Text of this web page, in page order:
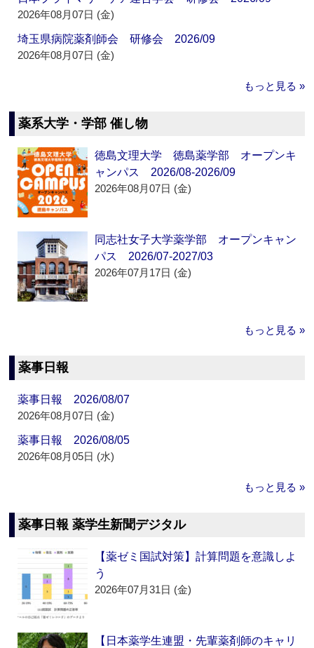
2026年08月07日 (金)
埼玉県病院薬剤師会 研修会 2026/09
2026年08月07日 (金)
もっと見る »
薬系大学・学部 催し物
徳島文理大学 徳島薬学部 オープンキ
ャンパス 2026/08-2026/09
2026年08月07日 (金)
同志社女子大学薬学部 オープンキャン
パス 2026/07-2027/03
2026年07月17日 (金)
もっと見る »
薬事日報
薬事日報 2026/08/07
2026年08月07日 (金)
薬事日報 2026/08/05
2026年08月05日 (水)
もっと見る »
薬事日報 薬学生新聞デジタル
【薬ゼミ国試対策】計算問題を意識しよ
う
2026年07月31日 (金)
【日本薬学生連盟・先輩薬剤師のキャリ